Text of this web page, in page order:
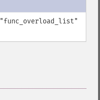
"func_overload_list"